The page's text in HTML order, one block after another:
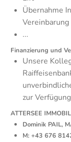
Übernahme
Vereinbarung
...
Finanzierung und
Unsere
zur
ATTERSEE
Dominik PAIL,
M: +43 676